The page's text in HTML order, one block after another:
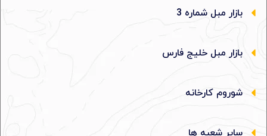
بازار مبل شماره 3
بازار مبل خلیج فارس
شوروم کارخانه
سایر شعبه ها